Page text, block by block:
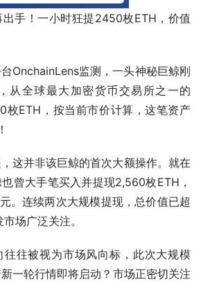
出手！一小时狂提2450枚ETH，价值
OnchainLens监测，一头神秘巨鲸刚
从全球最大加密货币交易所之一的
枚ETH，按当前市价计算，这笔资产
这并非该巨鲸的首次大额操作。就在
曾大手笔买入并提现2,560枚ETH，
。连续两次大规模提现，总价值已超
场广泛关注。
往往被视为市场风向标，此次大规模
一轮行情即将启动？市场正密切关注